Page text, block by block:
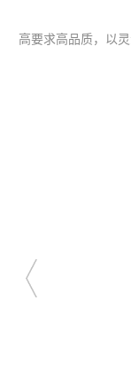
高要求高品质，以